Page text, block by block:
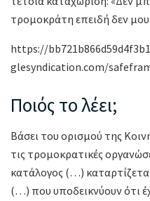
τρομοκράτη επειδή δεν μου
https://
glesyndication.com/
Ποιός το λέει;
Βάσει του ορισμού της
τις τρομοκρατικές
κατάλογος (…)
(…) που υποδεικνύουν ότι